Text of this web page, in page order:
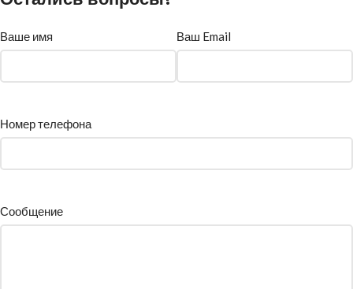
Ваше имя Ваш Email
Номер телефона
Сообщение